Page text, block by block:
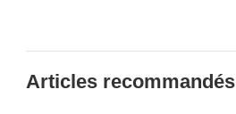
Articles recommandés